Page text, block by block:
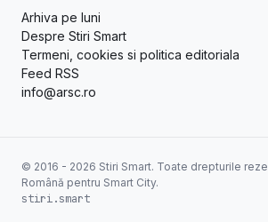
Arhiva pe luni
Despre Stiri Smart
Termeni, cookies si politica editoriala
Feed RSS
info@arsc.ro
© 2016 - 2026 Stiri Smart. Toate drepturile
Română pentru Smart City.
stiri.smart